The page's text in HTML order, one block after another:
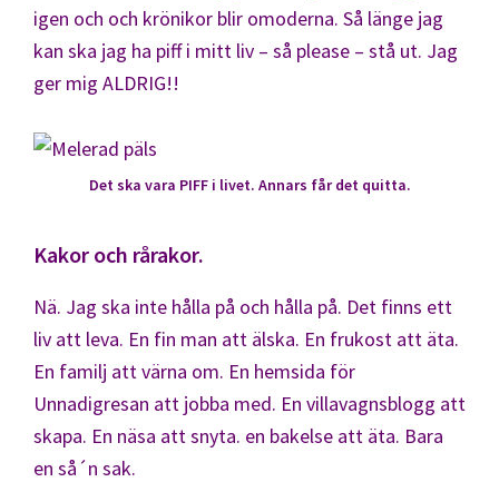
igen och och krönikor blir omoderna. Så länge jag
kan ska jag ha piff i mitt liv – så please – stå ut. Jag
ger mig ALDRIG!!
Det ska vara PIFF i livet. Annars får det quitta.
Kakor och rårakor.
Nä. Jag ska inte hålla på och hålla på. Det finns ett
liv att leva. En fin man att älska. En frukost att äta.
En familj att värna om. En hemsida för
Unnadigresan att jobba med. En villavagnsblogg att
skapa. En näsa att snyta. en bakelse att äta. Bara
en så´n sak.